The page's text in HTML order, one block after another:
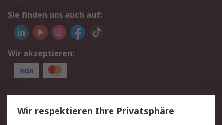
Sie finden uns auch auf:
Wir akzeptieren:
Service
Value Added Services
Lieferlösungen
Wir respektieren Ihre Privatsphäre